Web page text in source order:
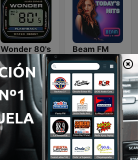
Wonder 80's Beam FM
Latina Bandida!